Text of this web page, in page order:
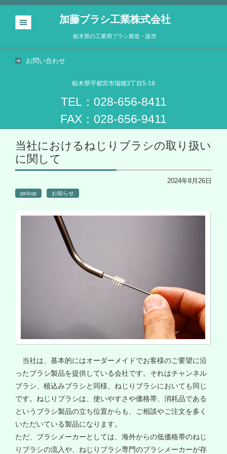
加藤ブラシ工業株式会社
栃木県の工業用ブラシ製造・販売
お問い合わせ
栃木県宇都宮市瑞穂3丁目5-18
TEL：028-656-8411
FAX：028-656-9411
コンテンツに移動
当社におけるねじりブラシの取り扱い
に関して
2024年8月26日
pickup お知らせ
当社は、基本的にはオーダーメイドでお客様のご要望に沿
ったブラシ製品を提供している会社です。それはチャンネル
ブラシ、植込みブラシと同様、ねじりブラシにおいても同じ
です。ねじりブラシは、使いやすさや価格帯、消耗品である
というブラシ製品の立ち位置からも、ご相談やご注文を多く
いただいている製品になります。
ただ、ブラシメーカーとしては、海外からの低価格帯のねじ
りブラシの流入や、ねじりブラシ専門のブラシメーカーが存